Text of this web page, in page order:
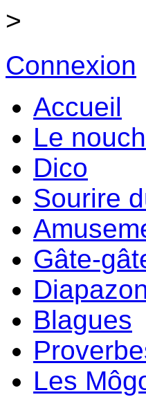
>
Connexion
Accueil
Le
Dico
Sourire
Gâte-
Blagues
Les